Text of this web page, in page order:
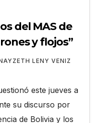
del MAS de
y flojos”
LENY VENIZ
este jueves a
su discurso por
de Bolivia y los